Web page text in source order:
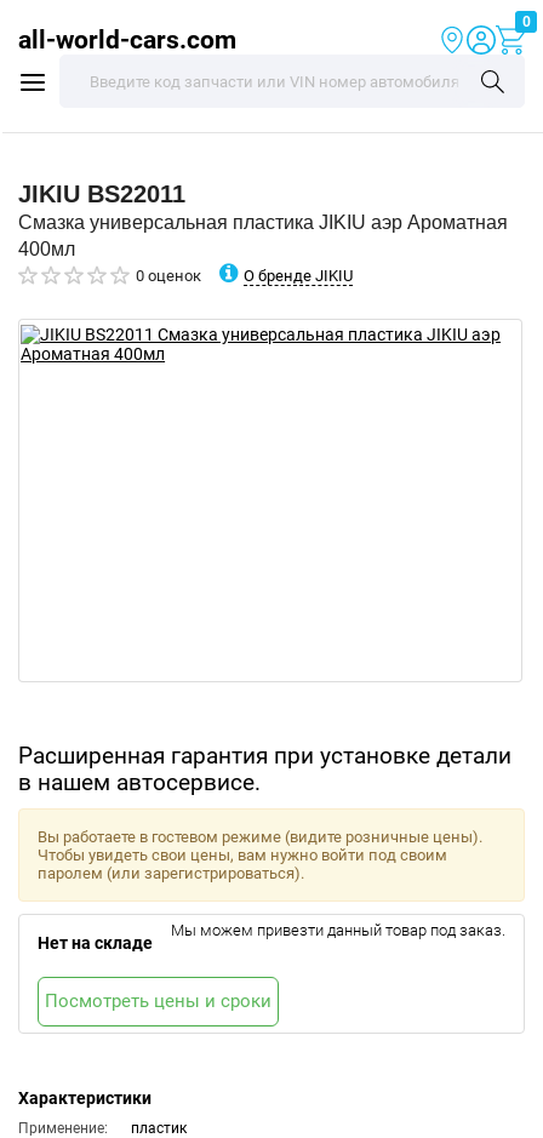
all-world-cars.com
0
JIKIU BS22011
Смазка универсальная пластика JIKIU аэр Ароматная
400мл
0 оценок О бренде JIKIU
Расширенная гарантия при установке детали
в нашем автосервисе.
Характеристики
Применение:
пластик
Вы работаете в гостевом режиме (видите розничные цены).
Чтобы увидеть свои цены, вам нужно войти под своим
паролем (или зарегистрироваться).
Нет на складе
Мы можем привезти данный товар под заказ.
Посмотреть цены и сроки